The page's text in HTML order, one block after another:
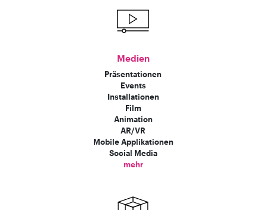
Medien
Präsentationen
Events
Installationen
Film
Animation
AR/VR
Mobile Applikationen
Social Media
mehr